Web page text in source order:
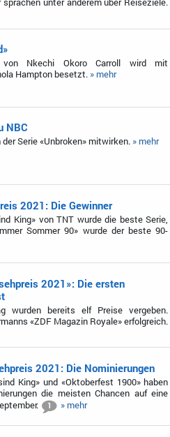
Nkechi Okoro Carroll wird mit
Hampton besetzt. » mehr
NBC
Serie «Unbroken» mitwirken. » mehr
2021: Die Gewinner
King» von TNT wurde die beste Serie,
Sommer 90» wurde der beste 90-
2021»: Die ersten
wurden bereits elf Preise vergeben.
«ZDF Magazin Royale» erfolgreich.
2021: Die Nominierungen
King» und «Oktoberfest 1900» haben
die meisten Chancen auf eine
1 » mehr